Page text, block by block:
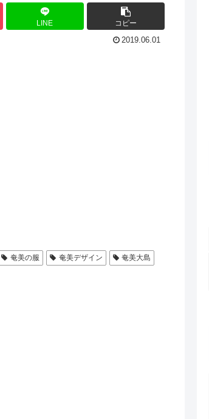
LINE コピー
2019.06.01
奄美の服 奄美デザイン 奄美大島